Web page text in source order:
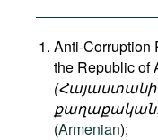
Anti-Corruption
the Republic of
(Հայաստանի
(Armenian);